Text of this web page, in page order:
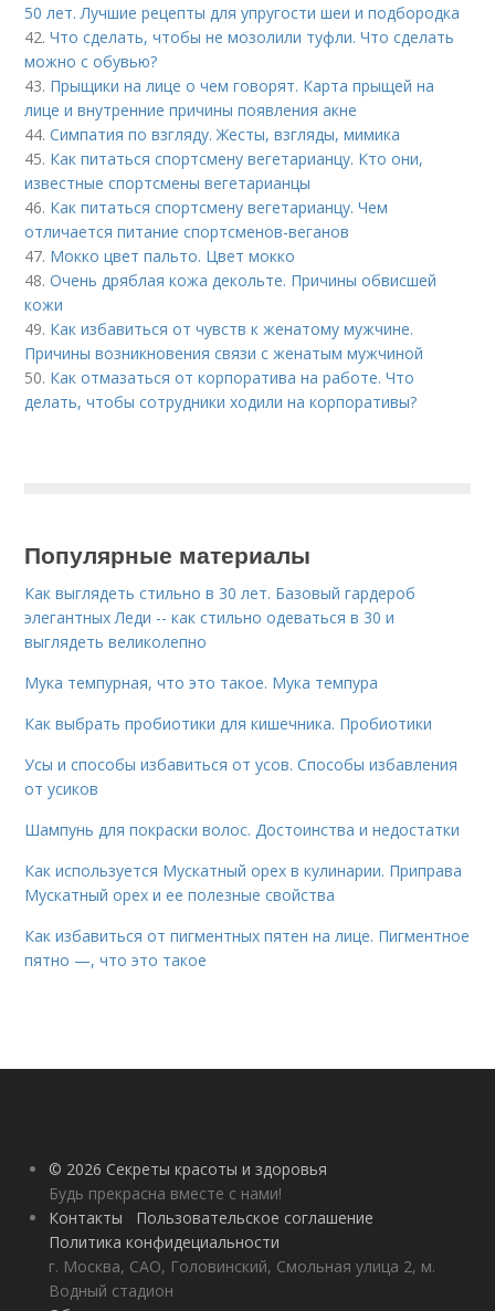
50 лет. Лучшие рецепты для упругости шеи и подбородка
42.Что сделать, чтобы не мозолили туфли. Что сделать
можно с обувью?
43. Прыщики на лице о чем говорят. Карта прыщей на
лице и внутренние причины появления акне
44.Симпатия по взгляду. Жесты, взгляды, мимика
45. Как питаться спортсмену вегетарианцу. Кто они,
известные спортсмены вегетарианцы
46. Как питаться спортсмену вегетарианцу. Чем
отличается питание спортсменов-веганов
47. Мокко цвет пальто. Цвет мокко
48.Очень дряблая кожа декольте. Причины обвисшей
кожи
49. Как избавиться от чувств к женатому мужчине.
Причины возникновения связи с женатым мужчиной
50. Как отмазаться от корпоратива на работе. Что
делать, чтобы сотрудники ходили на корпоративы?
Популярные материалы
Как выглядеть стильно в 30 лет. Базовый гардероб
элегантных Леди -- как стильно одеваться в 30 и
выглядеть великолепно
Мука темпурная, что это такое. Мука темпура
Как выбрать пробиотики для кишечника. Пробиотики
Усы и способы избавиться от усов. Способы избавления
от усиков
Шампунь для покраски волос. Достоинства и недостатки
Как используется Мускатный орех в кулинарии. Приправа
Мускатный орех и ее полезные свойства
Как избавиться от пигментных пятен на лице. Пигментное
пятно —, что это такое
© 2026 Секреты красоты и здоровья
Будь прекрасна вместе с нами!
Контакты
Пользовательское соглашение
Политика конфидециальности
г. Москва, САО, Головинский, Смольная улица 2, м.
Водный стадион